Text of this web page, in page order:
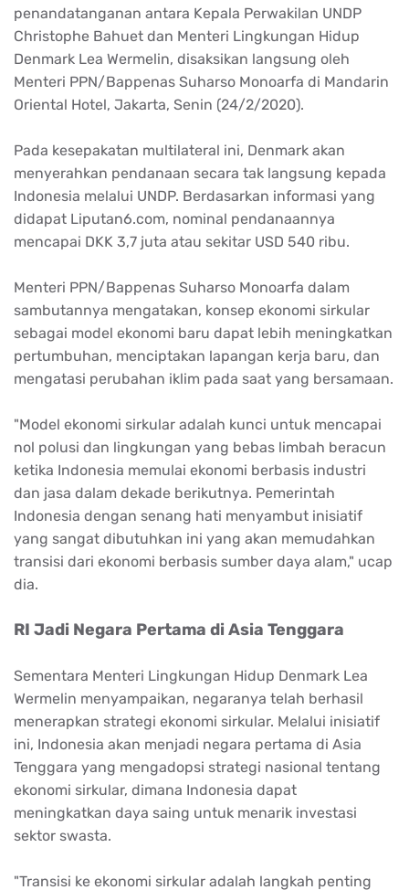
penandatanganan antara Kepala Perwakilan UNDP
Christophe Bahuet dan Menteri Lingkungan Hidup
Denmark Lea Wermelin, disaksikan langsung oleh
Menteri PPN/Bappenas Suharso Monoarfa di Mandarin
Oriental Hotel, Jakarta, Senin (24/2/2020).
Pada kesepakatan multilateral ini, Denmark akan
menyerahkan pendanaan secara tak langsung kepada
Indonesia melalui UNDP. Berdasarkan informasi yang
didapat Liputan6.com, nominal pendanaannya
mencapai DKK 3,7 juta atau sekitar USD 540 ribu.
Menteri PPN/Bappenas Suharso Monoarfa dalam
sambutannya mengatakan, konsep ekonomi sirkular
sebagai model ekonomi baru dapat lebih meningkatkan
pertumbuhan, menciptakan lapangan kerja baru, dan
mengatasi perubahan iklim pada saat yang bersamaan.
"Model ekonomi sirkular adalah kunci untuk mencapai
nol polusi dan lingkungan yang bebas limbah beracun
ketika Indonesia memulai ekonomi berbasis industri
dan jasa dalam dekade berikutnya. Pemerintah
Indonesia dengan senang hati menyambut inisiatif
yang sangat dibutuhkan ini yang akan memudahkan
transisi dari ekonomi berbasis sumber daya alam," ucap
dia.
RI Jadi Negara Pertama di Asia Tenggara
Sementara Menteri Lingkungan Hidup Denmark Lea
Wermelin menyampaikan, negaranya telah berhasil
menerapkan strategi ekonomi sirkular. Melalui inisiatif
ini, Indonesia akan menjadi negara pertama di Asia
Tenggara yang mengadopsi strategi nasional tentang
ekonomi sirkular, dimana Indonesia dapat
meningkatkan daya saing untuk menarik investasi
sektor swasta.
"Transisi ke ekonomi sirkular adalah langkah penting